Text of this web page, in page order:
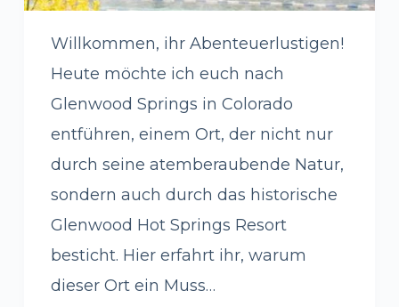
Willkommen, ihr Abenteuerlustigen!
Heute möchte ich euch nach
Glenwood Springs in Colorado
entführen, einem Ort, der nicht nur
durch seine atemberaubende Natur,
sondern auch durch das historische
Glenwood Hot Springs Resort
besticht. Hier erfahrt ihr, warum
dieser Ort ein Muss…